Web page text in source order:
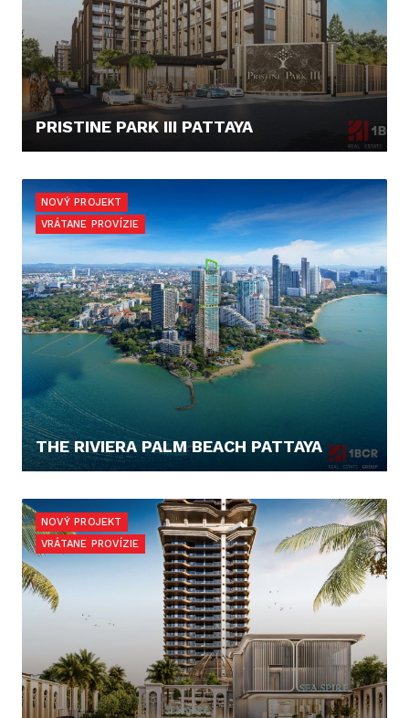
PRISTINE PARK III PATTAYA
NOVÝ PROJEKT
VRÁTANE PROVÍZIE
THE RIVIERA PALM BEACH PATTAYA
NOVÝ PROJEKT
VRÁTANE PROVÍZIE